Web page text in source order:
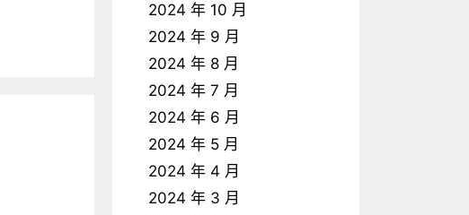
2024 年 10 月
2024 年 9 月
2024 年 8 月
2024 年 7 月
2024 年 6 月
2024 年 5 月
2024 年 4 月
2024 年 3 月